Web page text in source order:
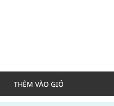
THÊM VÀO GIỎ